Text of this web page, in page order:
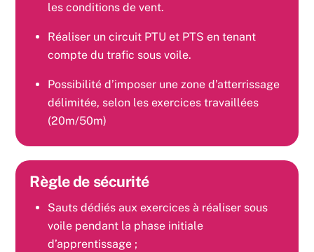
les conditions de vent.
Réaliser un circuit PTU et PTS en tenant
compte du trafic sous voile.
Possibilité d’imposer une zone d’atterrissage
délimitée, selon les exercices travaillées
(20m/50m)
Règle de sécurité
Sauts dédiés aux exercices à réaliser sous
voile pendant la phase initiale
d’apprentissage ;